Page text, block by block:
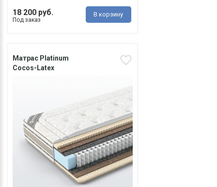
18 200 руб.
Под заказ
В корзину
Матрас Platinum
Cocos-Latex